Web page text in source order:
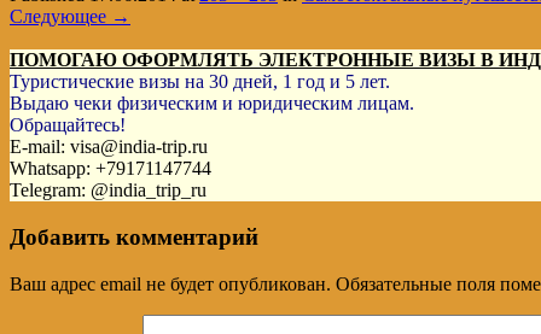
Следующее →
ПОМОГАЮ ОФОРМЛЯТЬ ЭЛЕКТРОННЫЕ ВИЗЫ В
Туристические визы на 30 дней, 1 год и 5 лет.
Выдаю чеки физическим и юридическим лицам.
Обращайтесь!
E-mail: visa@india-trip.ru
Whatsapp: +79171147744
Telegram: @india_trip_ru
Добавить комментарий
Ваш адрес email не будет опубликован. Обязательные поля